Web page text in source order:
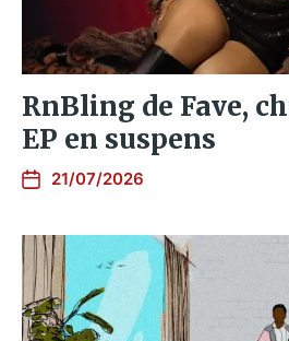
RnBling de Fave,
EP en suspens
21/07/2026